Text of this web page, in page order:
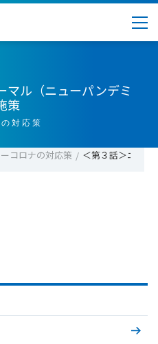
マル（ニューパンデミ
策
対応策
コロナの対応策 ＜第３話＞ニュー